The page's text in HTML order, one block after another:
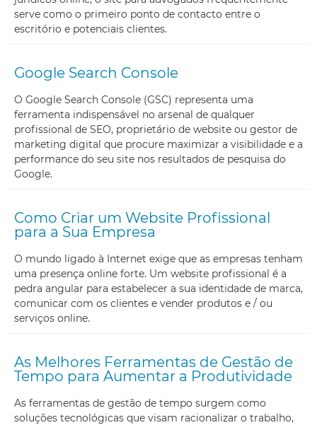
serve como o primeiro ponto de contacto entre o
escritório e potenciais clientes.
Google Search Console
O Google Search Console (GSC) representa uma
ferramenta indispensável no arsenal de qualquer
profissional de SEO, proprietário de website ou gestor de
marketing digital que procure maximizar a visibilidade e a
performance do seu site nos resultados de pesquisa do
Google.
Como Criar um Website Profissional
para a Sua Empresa
O mundo ligado à Internet exige que as empresas tenham
uma presença online forte. Um website profissional é a
pedra angular para estabelecer a sua identidade de marca,
comunicar com os clientes e vender produtos e / ou
serviços online.
As Melhores Ferramentas de Gestão de
Tempo para Aumentar a Produtividade
As ferramentas de gestão de tempo surgem como
soluções tecnológicas que visam racionalizar o trabalho,